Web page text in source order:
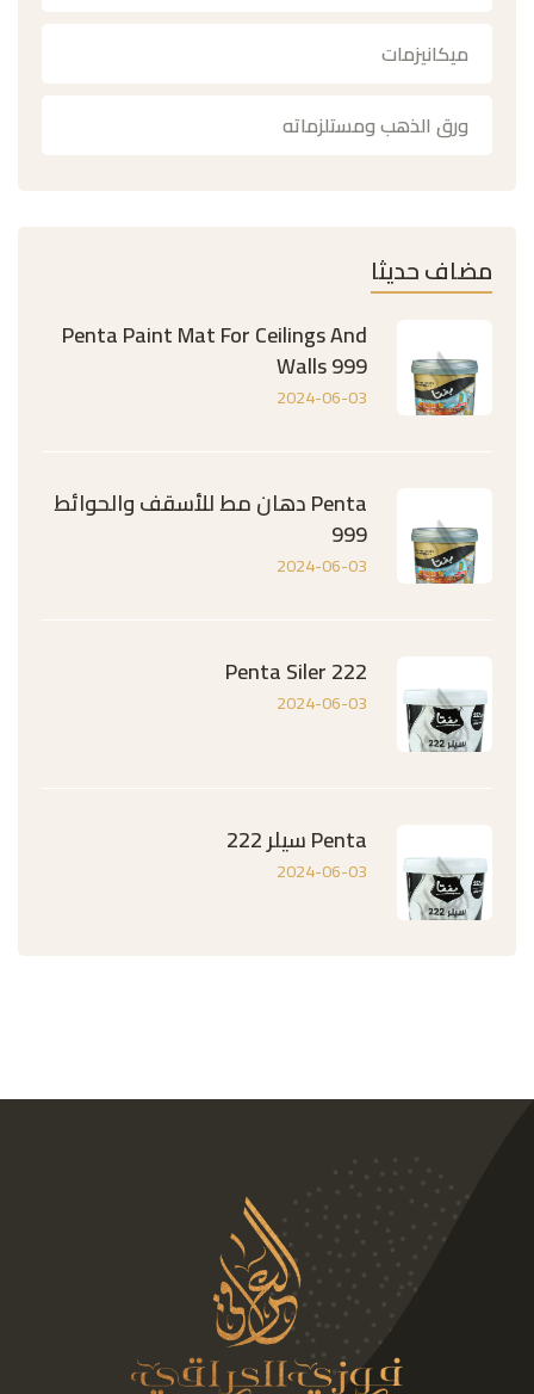
ميكانيزمات
ورق الذهب ومستلزماته
مضاف حديثا
Penta Paint Mat For Ceilings And
Walls 999
2024-06-03
Penta دهان مط للأسقف والحوائط
999
2024-06-03
Penta Siler 222
2024-06-03
Penta سيلر 222
2024-06-03